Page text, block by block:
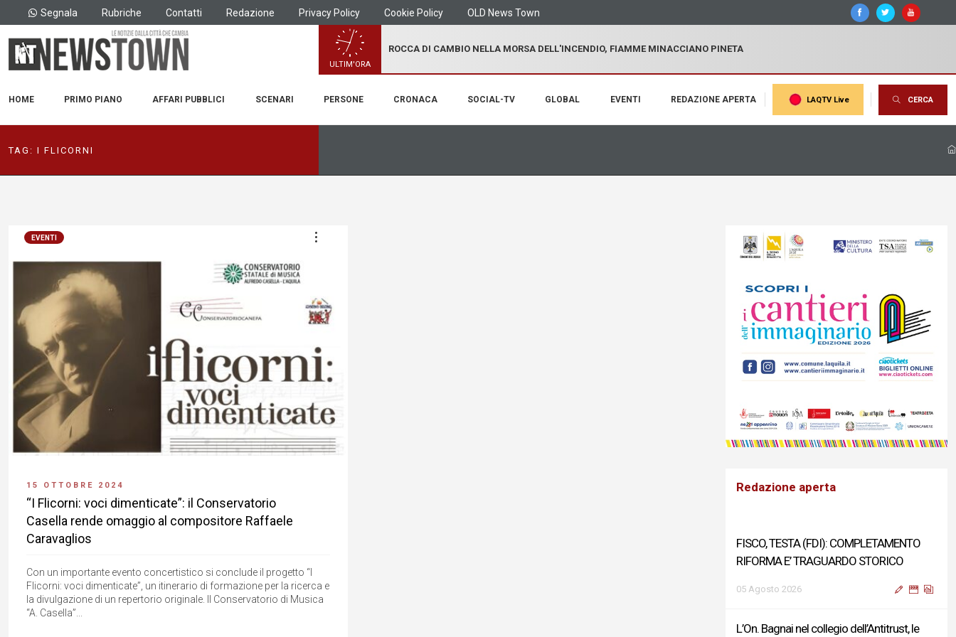
Segnala Rubriche Contatti Redazione Privacy Policy Cookie Policy OLD News Town
ULTIM'ORA
ROCCA DI CAMBIO NELLA MORSA DELL'INCENDIO, FIAMME MINACCIANO PINETA
HOME PRIMO PIANO AFFARI PUBBLICI SCENARI PERSONE CRONACA SOCIAL-TV GLOBAL EVENTI REDAZIONE APERTA LAQTV Live CERCA
TAG: I FLICORNI
EVENTI
15 OTTOBRE 2024
“I Flicorni: voci dimenticate”: il Conservatorio
Casella rende omaggio al compositore Raffaele
Caravaglios
Con un importante evento concertistico si conclude il progetto “I
Flicorni: voci dimenticate”, un itinerario di formazione per la ricerca e
la divulgazione di un repertorio originale. Il Conservatorio di Musica
“A. Casella”...
Redazione aperta
FISCO, TESTA (FDI): COMPLETAMENTO
RIFORMA E’ TRAGUARDO STORICO
05 Agosto 2026
L’On. Bagnai nel collegio dell’Antitrust, le